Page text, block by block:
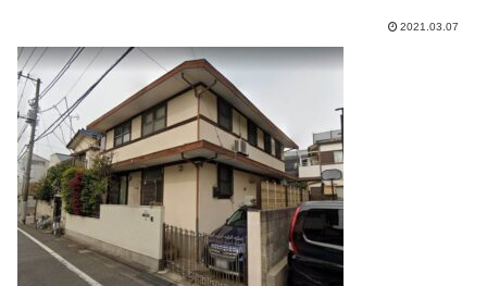
2021.03.07